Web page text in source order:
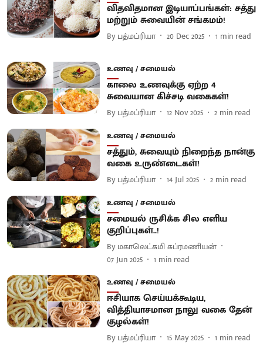
விதவிதமான இடியாப்பங்கள்: சத்து
மற்றும் சுவையின் சங்கமம்!
By பத்மப்ரியா 20 Dec 2025 1 min read
உணவு / சமையல்
காலை உணவுக்கு ஏற்ற 4
சுவையான கிச்சடி வகைகள்!
By பத்மப்ரியா 12 Nov 2025 2 min read
உணவு / சமையல்
சத்தும், சுவையும் நிறைந்த நான்கு
வகை உருண்டைகள்!
By பத்மப்ரியா 14 Jul 2025 2 min read
உணவு / சமையல்
சமையல் ருசிக்க சில எளிய
குறிப்புகள்..!
By மகாலெட்சுமி சுப்ரமணியன்
07 Jun 2025
1 min read
உணவு / சமையல்
ஈசியாக செய்யக்கூடிய,
வித்தியாசமான நாலு வகை தேன்
குழல்கள்!
By பத்மப்ரியா 15 May 2025 1 min read